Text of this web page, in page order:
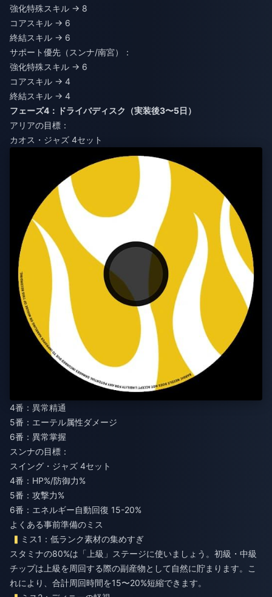
強化特殊スキル → 8
コアスキル → 6
終結スキル → 6
サポート優先（スンナ/南宮）：
強化特殊スキル → 6
コアスキル → 4
終結スキル → 4
フェーズ4：ドライバディスク（実装後3〜5日）
アリアの目標：
カオス・ジャズ 4セット
4番：異常精通
5番：エーテル属性ダメージ
6番：異常掌握
スンナの目標：
スイング・ジャズ 4セット
4番：HP%/防御力%
5番：攻撃力%
6番：エネルギー自動回復 15-20%
よくある事前準備のミス
ミス1：低ランク素材の集めすぎ
スタミナの80%は「上級」ステージに使いましょう。初級・中級
チップは上級を周回する際の副産物として自然に貯まります。こ
れにより、合計周回時間を15〜20%短縮できます。